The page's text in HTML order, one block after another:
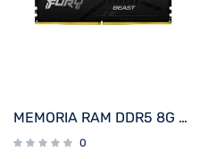
MEMORIA RAM DDR5 8G 6000 KINGSTON FURY BEAST BK KF560C36BBE-8 XMP
0